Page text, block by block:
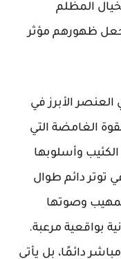
المظلم
ظهورهم مؤثر
الأبرز في
الغامضة التي
وأسلوبها
توتر دائم طوال
وصوتها
بواقعية مرعبة.
دائمًا، بل يأتي